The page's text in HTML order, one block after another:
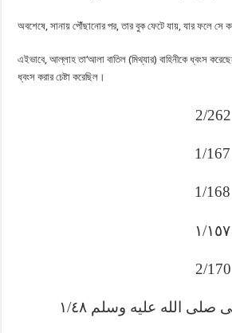
অবশেষে, সানায় পৌঁছানোর পর, তার বুক ফেটে যায়, যার ফলে সে
এইভাবে, আল্লাহ তা‘আলা বাতিল (মিথ্যার) বাহিনীকে ধ্বংস
ধ্বংস করার চেষ্টা করেছিল।
الله عليه وسلم ١/٤٨